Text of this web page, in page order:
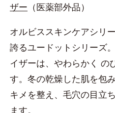
ザー （医薬部外品）
オルビススキンケアシリ
誇るユードットシリーズ
イザーは、やわらかく の
す。冬の乾燥した肌を包
キメを整え、毛穴の目立
ます。